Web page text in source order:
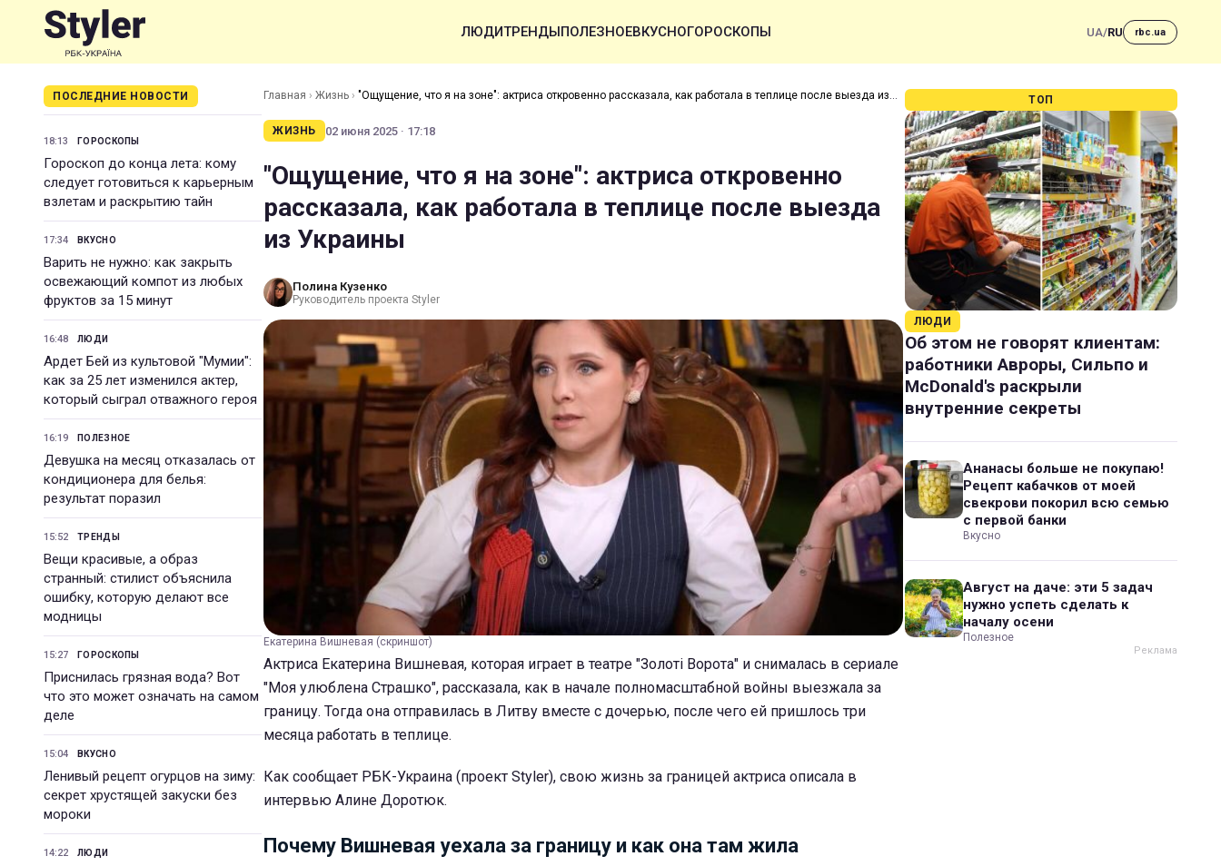
ЛЮДИТРЕНДЫПОЛЕЗНОЕВКУСНОГОРОСКОПЫ UA/RU rbc.ua
ПОСЛЕДНИЕ НОВОСТИ
18:13 ГОРОСКОПЫ
Гороскоп до конца лета: кому
следует готовиться к карьерным
взлетам и раскрытию тайн
17:34 ВКУСНО
Варить не нужно: как закрыть
освежающий компот из любых
фруктов за 15 минут
16:48 ЛЮДИ
Ардет Бей из культовой "Мумии":
как за 25 лет изменился актер,
который сыграл отважного героя
16:19 ПОЛЕЗНОЕ
Девушка на месяц отказалась от
кондиционера для белья:
результат поразил
15:52 ТРЕНДЫ
Вещи красивые, а образ
странный: стилист объяснила
ошибку, которую делают все
модницы
15:27 ГОРОСКОПЫ
Приснилась грязная вода? Вот
что это может означать на самом
деле
15:04 ВКУСНО
Ленивый рецепт огурцов на зиму:
секрет хрустящей закуски без
мороки
14:22 ЛЮДИ
Главная › Жизнь › "Ощущение, что я на зоне": актриса откровенно рассказала, как работала в теплице после выезда из
ЖИЗНЬ
02 июня 2025 · 17:18
"Ощущение, что я на зоне": актриса откровенно
рассказала, как работала в теплице после выезда
из Украины
Полина Кузенко
Руководитель проекта Styler
Екатерина Вишневая (скриншот)
Актриса Екатерина Вишневая, которая играет в театре "Золоті Ворота" и снималась в сериале
"Моя улюблена Страшко", рассказала, как в начале полномасштабной войны выезжала за
границу. Тогда она отправилась в Литву вместе с дочерью, после чего ей пришлось три
месяца работать в теплице.
Как сообщает РБК-Украина (проект Styler), свою жизнь за границей актриса описала в
интервью Алине Доротюк.
Почему Вишневая уехала за границу и как она там жила
ТОП
ЛЮДИ
Об этом не говорят клиентам:
работники Авроры, Сильпо и
McDonald's раскрыли
внутренние секреты
Ананасы больше не покупаю!
Рецепт кабачков от моей
свекрови покорил всю семью
с первой банки
Вкусно
Август на даче: эти 5 задач
нужно успеть сделать к
началу осени
Полезное